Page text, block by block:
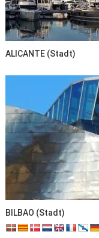
ALICANTE (Stadt)
BILBAO (Stadt)